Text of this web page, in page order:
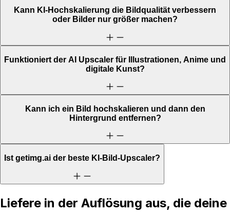
Kann KI-Hochskalierung die Bildqualität verbessern
oder Bilder nur größer machen?
Funktioniert der AI Upscaler für Illustrationen, Anime und
digitale Kunst?
Kann ich ein Bild hochskalieren und dann den
Hintergrund entfernen?
Ist getimg.ai der beste KI-Bild-Upscaler?
Liefere in der Auflösung aus, die deine